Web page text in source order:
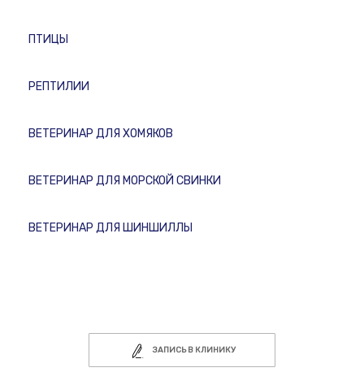
ПТИЦЫ
РЕПТИЛИИ
ВЕТЕРИНАР ДЛЯ ХОМЯКОВ
ВЕТЕРИНАР ДЛЯ МОРСКОЙ СВИНКИ
ВЕТЕРИНАР ДЛЯ ШИНШИЛЛЫ
ЗАПИСЬ В КЛИНИКУ